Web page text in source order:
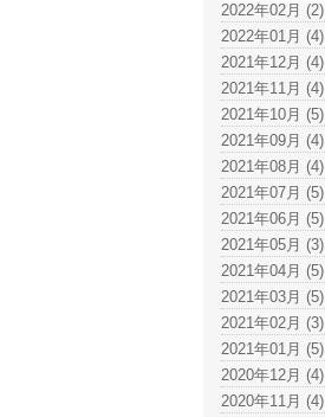
2022年02月 (2)
2022年01月 (4)
2021年12月 (4)
2021年11月 (4)
2021年10月 (5)
2021年09月 (4)
2021年08月 (4)
2021年07月 (5)
2021年06月 (5)
2021年05月 (3)
2021年04月 (5)
2021年03月 (5)
2021年02月 (3)
2021年01月 (5)
2020年12月 (4)
2020年11月 (4)